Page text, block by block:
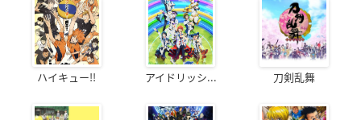
ハイキュー!! アイドリッシ... 刀剣乱舞